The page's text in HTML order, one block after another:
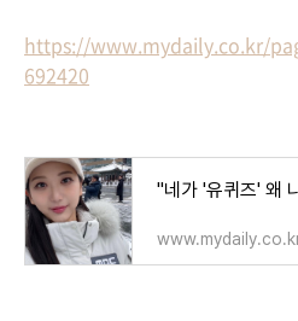
https://www.mydaily.co.kr/
692420